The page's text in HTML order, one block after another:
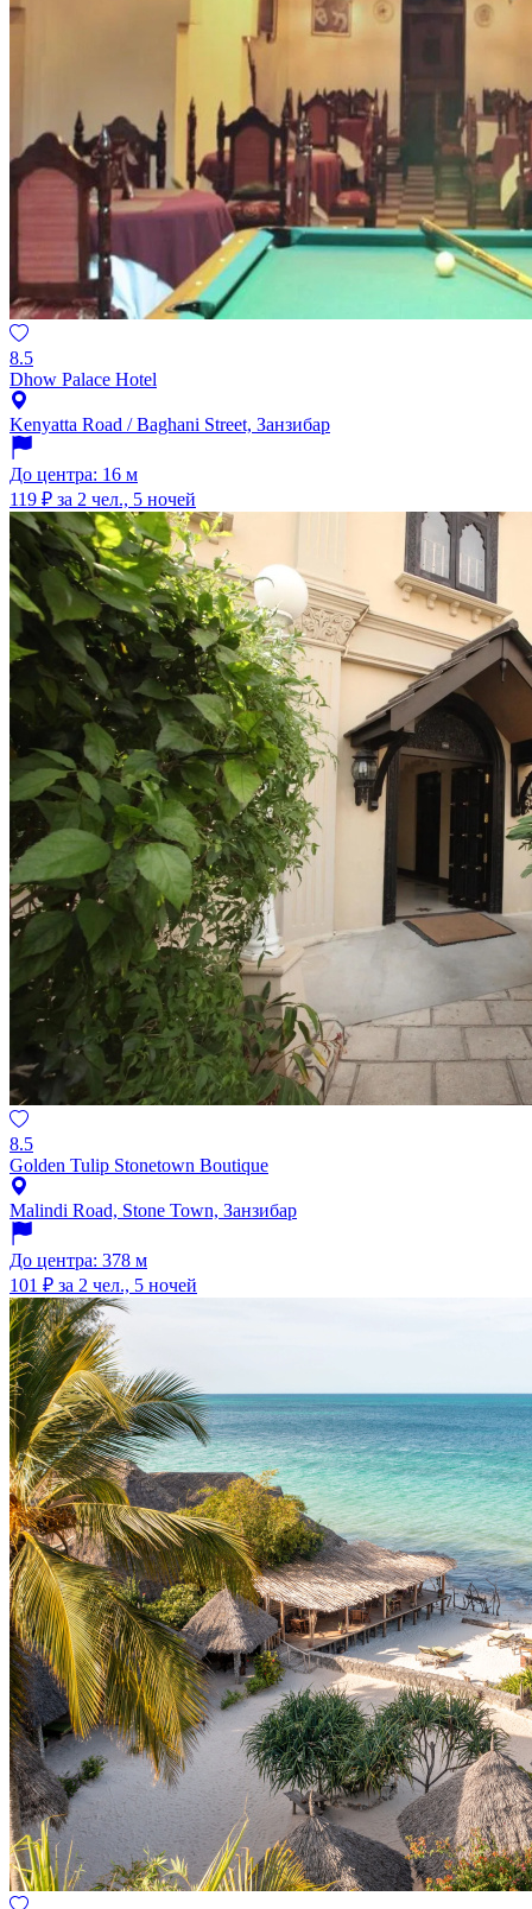
8.5
Dhow Palace Hotel
Kenyatta Road / Baghani Street, Занзибар
До центра: 16 м
119 ₽ за 2 чел., 5 ночей
8.5
Golden Tulip Stonetown Boutique
Malindi Road, Stone Town, Занзибар
До центра: 378 м
101 ₽ за 2 чел., 5 ночей